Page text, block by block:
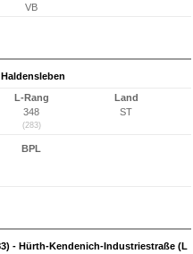
VB
L-Rang
348
(283)
Land
ST
BPL
- Hürth-Kendenich-Industriestraße (L